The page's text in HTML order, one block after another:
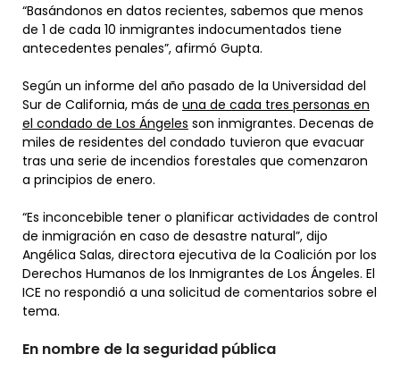
“Basándonos en datos recientes, sabemos que menos
de 1 de cada 10 inmigrantes indocumentados tiene
antecedentes penales”, afirmó Gupta.
Según un informe del año pasado de la Universidad del
Sur de California, más de una de cada tres personas en
el condado de Los Ángeles son inmigrantes. Decenas de
miles de residentes del condado tuvieron que evacuar
tras una serie de incendios forestales que comenzaron
a principios de enero.
“Es inconcebible tener o planificar actividades de control
de inmigración en caso de desastre natural”, dijo
Angélica Salas, directora ejecutiva de la Coalición por los
Derechos Humanos de los Inmigrantes de Los Ángeles. El
ICE no respondió a una solicitud de comentarios sobre el
tema.
En nombre de la seguridad pública